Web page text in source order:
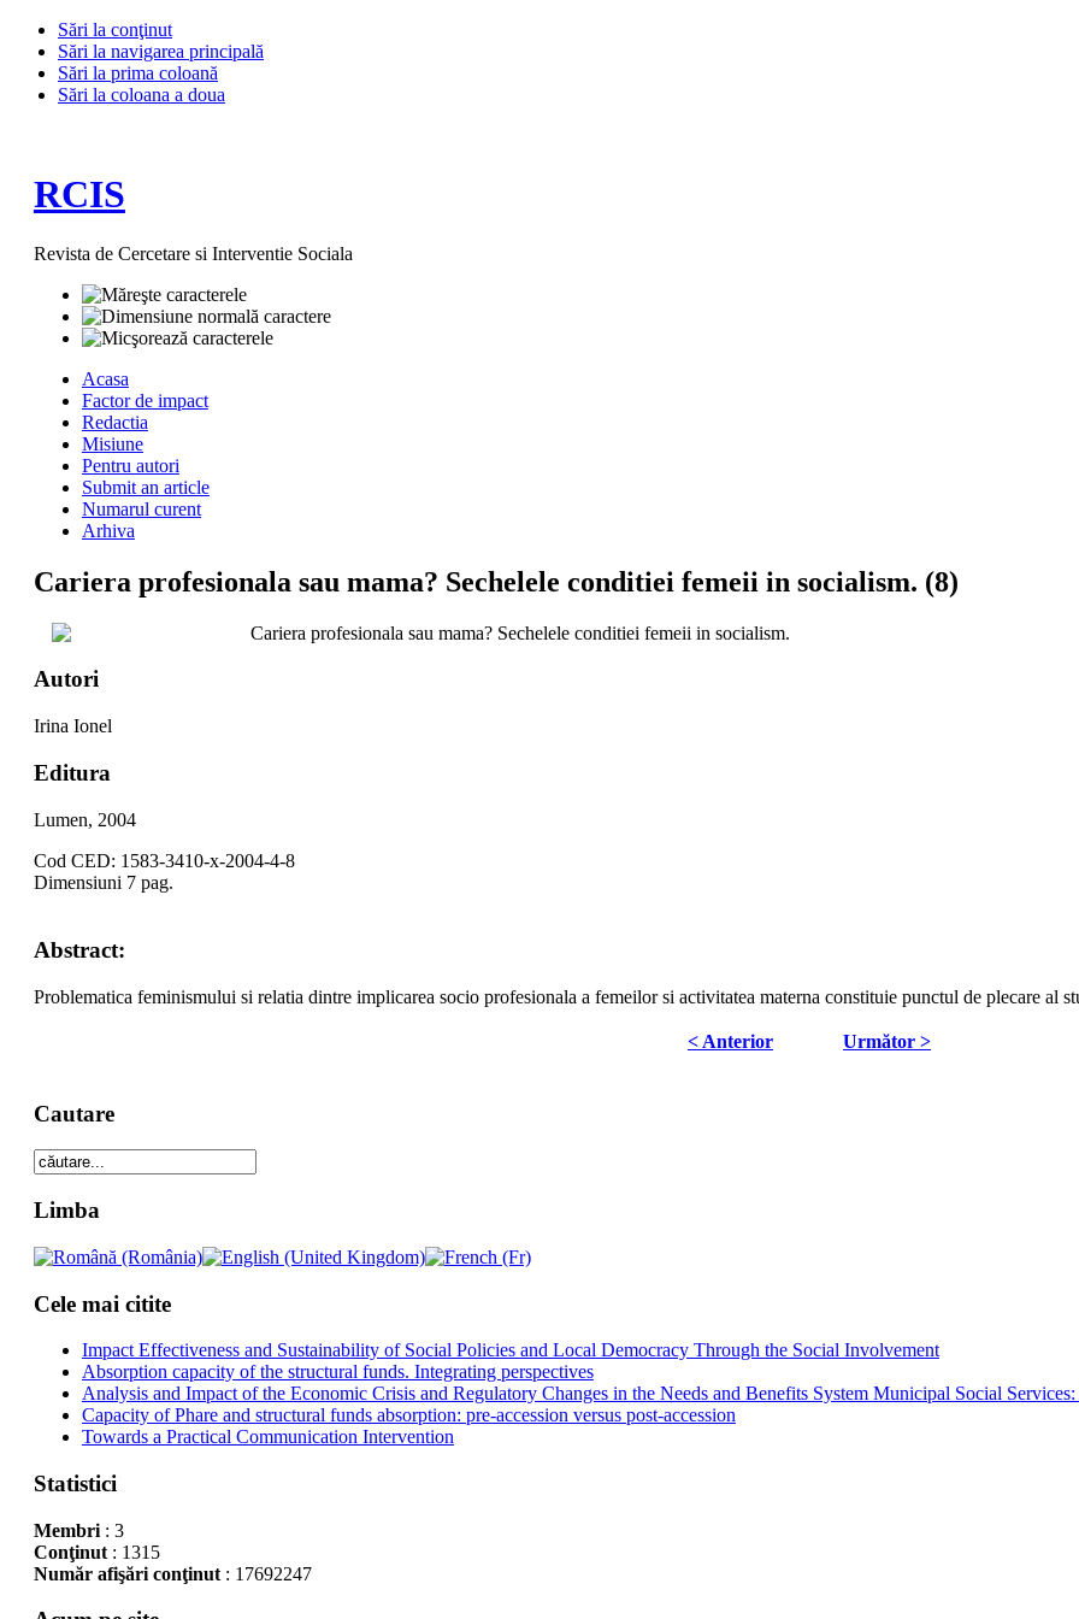
Sări la conţinut
Sări la navigarea principală
Sări la prima coloană
Sări la coloana a doua
RCIS
Revista de Cercetare si Interventie Sociala
Acasa
Factor de impact
Redactia
Misiune
Pentru autori
Submit an article
Numarul curent
Arhiva
Cariera profesionala sau mama? Sechelele conditiei femeii in socialism. (8)
Cariera profesionala sau mama? Sechelele conditiei femeii in socialism.
Autori
Irina Ionel
Editura
Lumen, 2004
Cod CED: 1583-3410-x-2004-4-8
Dimensiuni 7 pag.
Abstract:
Problematica feminismului si relatia dintre implicarea socio profesionala a femeilor si activitatea materna constituie punctul de plecare al
< Anterior Următor >
Cautare
Limba
Cele mai citite
Impact Effectiveness and Sustainability of Social Policies and Local Democracy Through the Social Involvement
Absorption capacity of the structural funds. Integrating perspectives
Analysis and Impact of the Economic Crisis and Regulatory Changes in the Needs and Benefits System Municipal Social
Capacity of Phare and structural funds absorption: pre-accession versus post-accession
Towards a Practical Communication Intervention
Statistici
Membri: 3
Conţinut: 1315
Număr afişări conţinut: 17692247